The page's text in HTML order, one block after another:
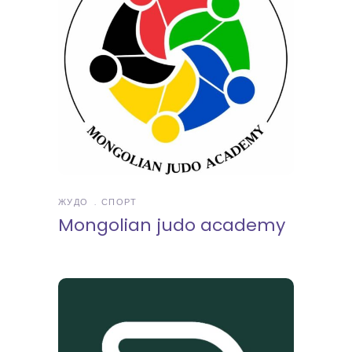
ЖУДО СПОРТ
Mongolian judo academy